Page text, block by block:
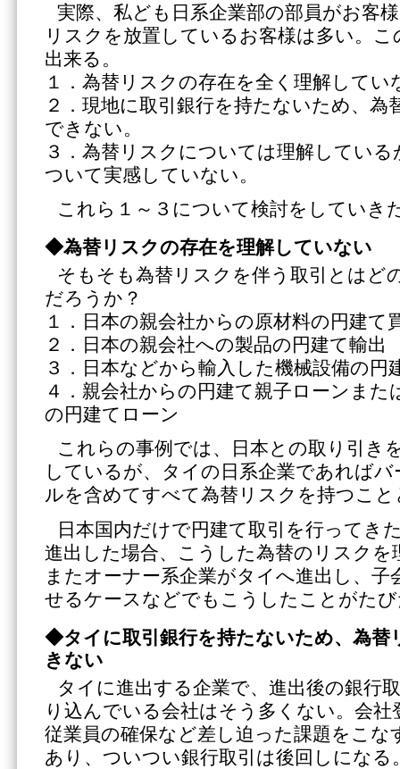
実際、私ども日系企業部の部員がお客
リスクを放置しているお客様は多い。
出来る。
１．為替リスクの存在を全く理解してい
２．現地に取引銀行を持たないため、
できない。
３．為替リスクについては理解してい
ついて実感していない。
これら１～３について検討をしていき
◆為替リスクの存在を理解していない
そもそも為替リスクを伴う取引とはど
だろうか？
１．日本の親会社からの原材料の円建て
２．日本の親会社への製品の円建て輸出
３．日本などから輸入した機械設備の円
４．親会社からの円建て親子ローンまた
の円建てローン
これらの事例では、日本との取り引き
しているが、タイの日系企業であれば
ルを含めてすべて為替リスクを持つこ
日本国内だけで円建て取引を行ってき
進出した場合、こうした為替のリスク
またオーナー系企業がタイへ進出し、子
せるケースなどでもこうしたことがた
◆タイに取引銀行を持たないため、為替
きない
タイに進出する企業で、進出後の銀行
り込んでいる会社はそう多くない。会社
従業員の確保など差し迫った課題をこ
あり、ついつい銀行取引は後回しになる